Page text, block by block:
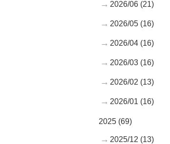
2026/06 (21)
2026/05 (16)
2026/04 (16)
2026/03 (16)
2026/02 (13)
2026/01 (16)
2025 (69)
2025/12 (13)